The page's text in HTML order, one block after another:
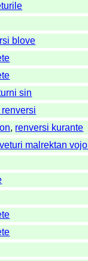
blove
sin
, renversi kurante
veturi malrektan